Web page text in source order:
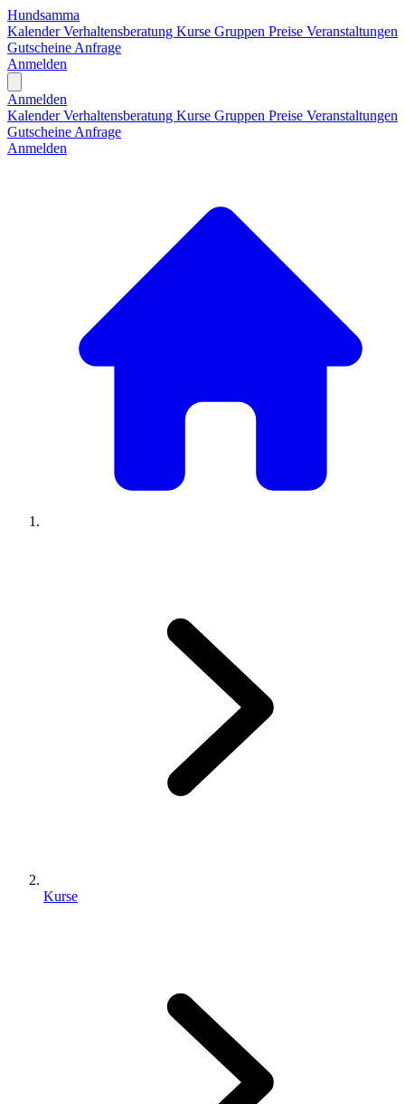
Hundsamma
KalenderVerhaltensberatung Kurse Gruppen Preise Veranstaltungen
Gutscheine Anfrage
Anmelden
Anmelden
KalenderVerhaltensberatung Kurse Gruppen Preise Veranstaltungen
Gutscheine Anfrage
Anmelden
Kurse